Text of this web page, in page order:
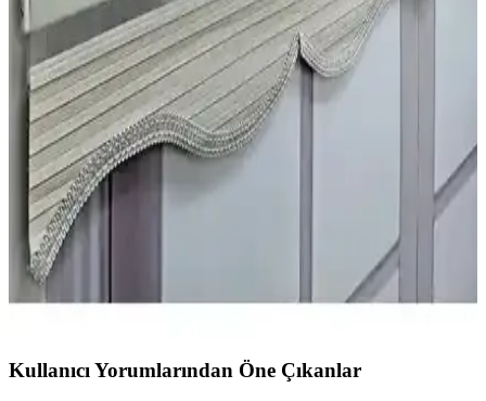
yorumlarıyla detaylandırıldı.
Kidmex Keten Ekru ve Story Düz Gri Stor Perde
Karşılaştırması
İki popüler stor perde seçeneği Kidmex Keten Ekru ve Story Düz
Gri'nin özellikleri, kullanıcı yorumları ve performansları detaylı
karşılaştırmasıyla ihtiyaçlarınıza en uygun seçeneği belirleyin.
İki Popüler Stor Perde Modelinin Detaylı
Karşılaştırması ve Seçim Rehberi
İki stor perde modeli, Kidmex Keten Ekru ve Volper VP1411,
özellikleri ve kullanıcı yorumlarıyla detaylı karşılaştırıldı. Kalite,
fiyat ve kullanım kolaylığı açısından önemli bilgiler sunuluyor.
Kullanıcı Yorumlarından Öne Çıkanlar